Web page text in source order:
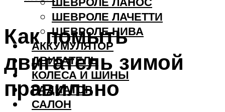
ШЕВРОЛЕ ЛАЧЕТТИ
ШЕВРОЛЕ НИВА
АККУМУЛЯТОР
ДВИГАТЕЛЬ
КОЛЕСА И ШИНЫ
РАДИАТОР
САЛОН
Как помыть
двигатель зимой
правильно